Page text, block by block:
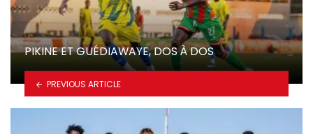
PIKINE ET GUÉDIAWAYE, DOS À DOS
PREVIOUS ARTICLE